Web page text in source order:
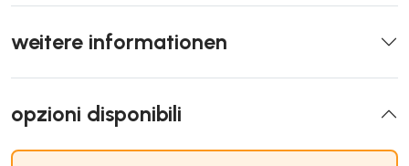
weitere informationen
opzioni disponibili